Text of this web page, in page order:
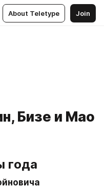
About Teletype Join
Бизе и Мао
года